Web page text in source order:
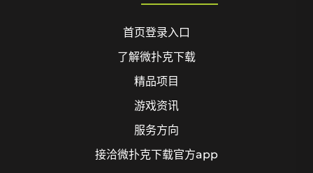
首页登录入口
了解微扑克下载
精品项目
游戏资讯
服务方向
接洽微扑克下载官方app